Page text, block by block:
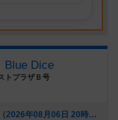
Dice
トプラザＢ号
[NEW] パーティゲーム会が開催されました！（2026年08月06日 20時08分）